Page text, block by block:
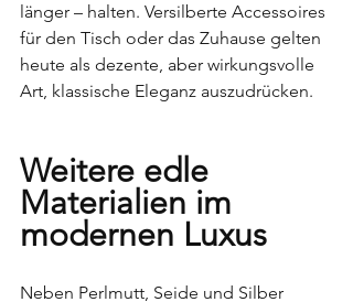
länger – halten. Versilberte Accessoires
für den Tisch oder das Zuhause gelten
heute als dezente, aber wirkungsvolle
Art, klassische Eleganz auszudrücken.
Weitere edle
Materialien im
modernen Luxus
Neben Perlmutt, Seide und Silber